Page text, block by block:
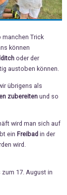
manchen Trick
können
oder der
austoben können.
übrigens als
zubereiten und so
wird man sich auf
ein Freibad in der
wird.
zum 17. August in